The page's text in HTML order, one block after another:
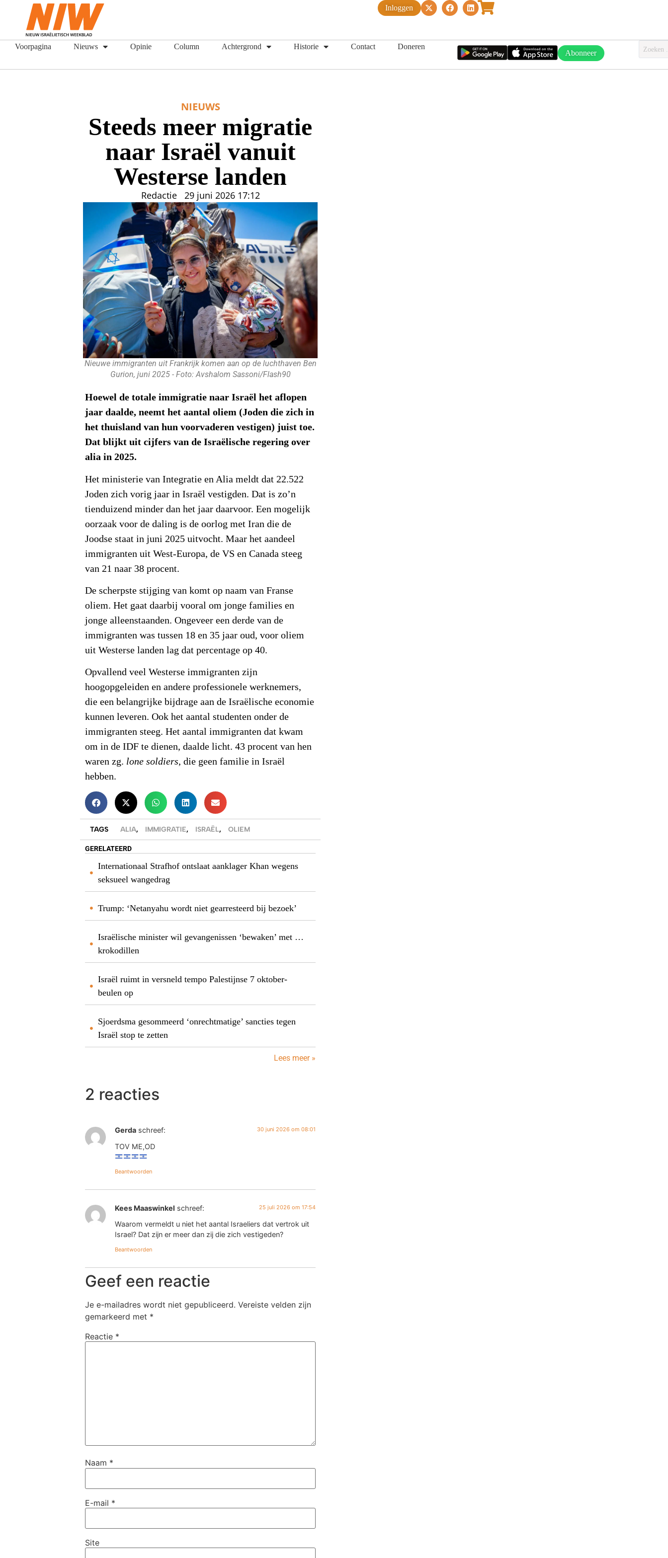
Inloggen
Voorpagina Nieuws Opinie Column Achtergrond Historie Contact Doneren
Abonneer
NIEUWS
Steeds meer migratie
naar Israël vanuit
Westerse landen
Redactie 29 juni 2026 17:12
Nieuwe immigranten uit Frankrijk komen aan op de luchthaven Ben
Gurion, juni 2025 - Foto: Avshalom Sassoni/Flash90
Hoewel de totale immigratie naar Israël het aflopen
jaar daalde, neemt het aantal oliem (Joden die zich in
het thuisland van hun voorvaderen vestigen) juist toe.
Dat blijkt uit cijfers van de Israëlische regering over
alia in 2025.
Het ministerie van Integratie en Alia meldt dat 22.522
Joden zich vorig jaar in Israël vestigden. Dat is zo’n
tienduizend minder dan het jaar daarvoor. Een mogelijk
oorzaak voor de daling is de oorlog met Iran die de
Joodse staat in juni 2025 uitvocht. Maar het aandeel
immigranten uit West-Europa, de VS en Canada steeg
van 21 naar 38 procent.
De scherpste stijging van komt op naam van Franse
oliem. Het gaat daarbij vooral om jonge families en
jonge alleenstaanden. Ongeveer een derde van de
immigranten was tussen 18 en 35 jaar oud, voor oliem
uit Westerse landen lag dat percentage op 40.
Opvallend veel Westerse immigranten zijn
hoogopgeleiden en andere professionele werknemers,
die een belangrijke bijdrage aan de Israëlische economie
kunnen leveren. Ook het aantal studenten onder de
immigranten steeg. Het aantal immigranten dat kwam
om in de IDF te dienen, daalde licht. 43 procent van hen
waren zg. lone soldiers, die geen familie in Israël
hebben.
TAGS ALIA, IMMIGRATIE, ISRAËL, OLIEM
GERELATEERD
Internationaal Strafhof ontslaat aanklager Khan wegens
seksueel wangedrag
Trump: ‘Netanyahu wordt niet gearresteerd bij bezoek’
Israëlische minister wil gevangenissen ‘bewaken’ met …
krokodillen
Israël ruimt in versneld tempo Palestijnse 7 oktober-
beulen op
Sjoerdsma gesommeerd ‘onrechtmatige’ sancties tegen
Israël stop te zetten
Lees meer »
2 reacties
Gerda schreef: 30 juni 2026 om 08:01
TOV ME,OD
Beantwoorden
Kees Maaswinkel schreef: 25 juli 2026 om 17:54
Waarom vermeldt u niet het aantal Israeliers dat vertrok uit
Israel? Dat zijn er meer dan zij die zich vestigeden?
Beantwoorden
Geef een reactie
Je e-mailadres wordt niet gepubliceerd. Vereiste velden zijn
gemarkeerd met *
Reactie *
Naam *
E-mail *
Site